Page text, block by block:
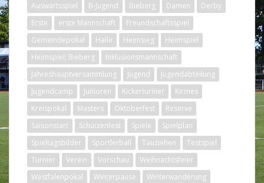
Auswärtsspiel
B-Jugend Bieberg Damen
Derby
Erste
erste Mannschaft
Freundschaftsspiel
Gemeindepokal
Halle Heimsieg
Heimspiel
Heimspiel; Bieberg
Inklusionsmannschaft
Jahreshauptversammlung
Jugend
Jugendabteilung
Jugendcamp
Junioren Kickerturnier
Kirmes
Kreispokal
Masters Oktoberfest
Reserve
Saisonstart
Schützenfest Spiele
Spielplan
Spieltagsbilder
Sportlerball Tauziehen
Testspiel
Turnier
Verein Vorschau
Weihnachtsfeier
Westfalenpokal
Winterpause
Winterwanderung